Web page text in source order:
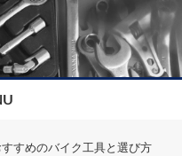
すめのバイク工具と選び方